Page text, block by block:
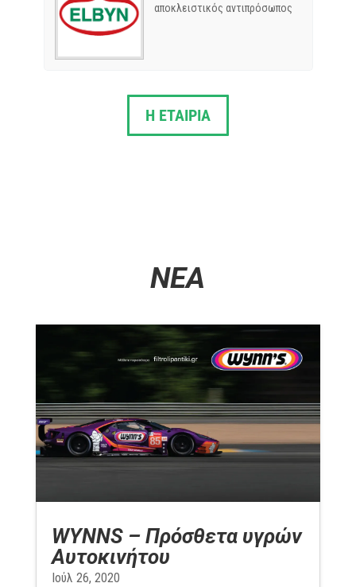
αποκλειστικός αντιπρόσωπος
Η ΕΤΑΙΡΙΑ
ΝΕΑ
WYNNS – Πρόσθετα υγρών
Αυτοκινήτου
Ιούλ 26, 2020